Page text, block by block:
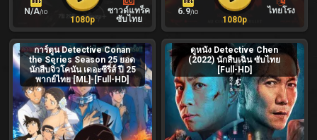
N/A/10
ซาวด์แทร็ค
ซับไทย
1080p
6.9/10
ไทยโรง
1080p
การ์ตูน Detective Conan
the Series Season 25 ยอด
นักสืบจิ๋วโคนัน เดอะซีรี่ส์ ปี 25
พากย์ไทย [ML]-[Full-HD]
ดูหนัง Detective Chen
(2022) นักสืบเฉิน ซับไทย
[Full-HD]